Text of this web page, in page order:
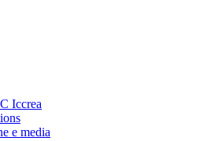
Iccrea
e media